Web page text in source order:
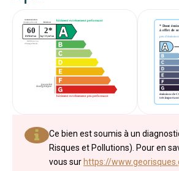
Ce bien est soumis à un
Risques et Pollutions). Pour en
vous sur https://